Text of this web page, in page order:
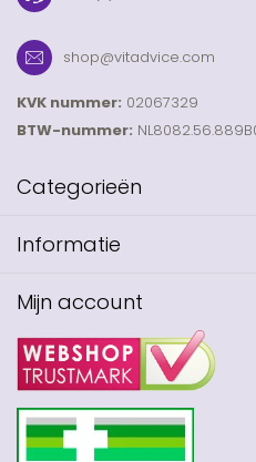
shop@vitadvice.com
KVK nummer: 02067329
BTW-nummer:
Categorieën
Informatie
Mijn account